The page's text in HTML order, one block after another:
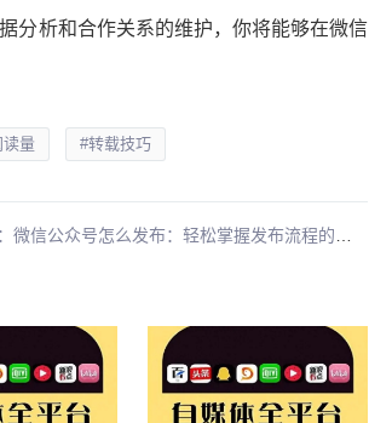
分析和合作关系的维护，你将能够在微信
量 #转载技巧
# 下一篇：微信公众号怎么发布：轻松掌握发布流程的全攻略